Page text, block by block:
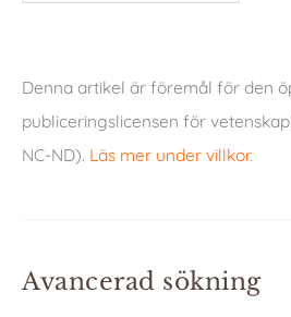
Denna artikel är föremål för den
publiceringslicensen för
NC-ND). Läs mer under villkor.
Avancerad sökning